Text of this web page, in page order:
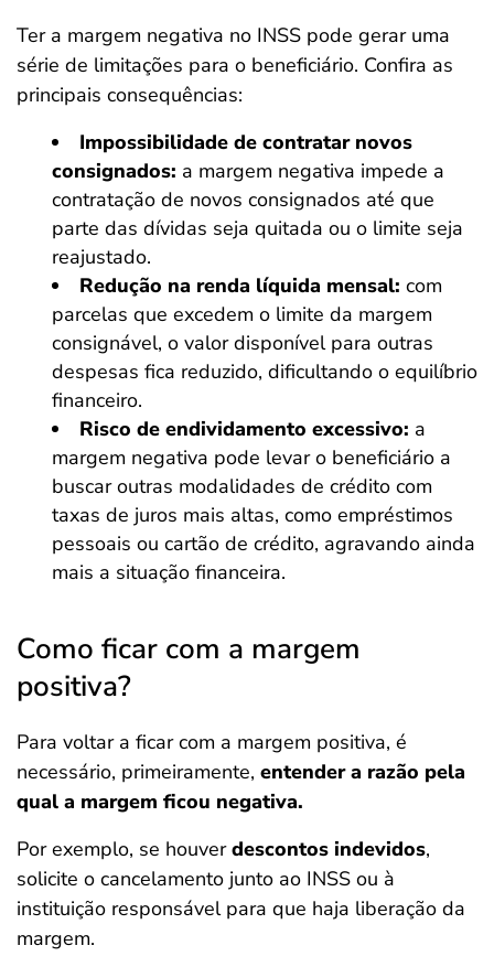
Ter a margem negativa no INSS pode gerar uma
série de limitações para o beneficiário. Confira as
principais consequências:
Impossibilidade de contratar novos
consignados: a margem negativa impede a
contratação de novos consignados até que
parte das dívidas seja quitada ou o limite seja
reajustado.
Redução na renda líquida mensal: com
parcelas que excedem o limite da margem
consignável, o valor disponível para outras
despesas fica reduzido, dificultando o equilíbrio
financeiro.
Risco de endividamento excessivo: a
margem negativa pode levar o beneficiário a
buscar outras modalidades de crédito com
taxas de juros mais altas, como empréstimos
pessoais ou cartão de crédito, agravando ainda
mais a situação financeira.
Como ficar com a margem
positiva?
Para voltar a ficar com a margem positiva, é
necessário, primeiramente, entender a razão pela
qual a margem ficou negativa.
Por exemplo, se houverdescontos indevidos,
solicite o cancelamento junto ao INSS ou à
instituição responsável para que haja liberação da
margem.